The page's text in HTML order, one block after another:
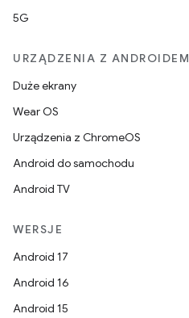
5G
URZĄDZENIA Z ANDROIDEM
Duże ekrany
Wear OS
Urządzenia z ChromeOS
Android do samochodu
Android TV
WERSJE
Android 17
Android 16
Android 15